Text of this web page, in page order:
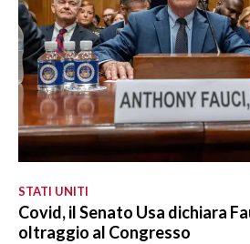
STATI UNITI
Covid, il Senato Usa dichiara
oltraggio al Congresso